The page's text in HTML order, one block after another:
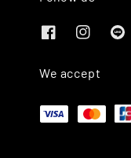
We accept